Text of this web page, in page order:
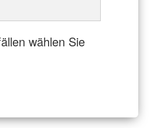
wählen Sie